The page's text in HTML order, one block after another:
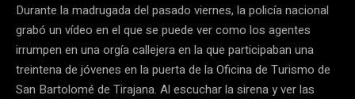
Durante la madrugada del pasado viernes, la policía nacional
grabó un vídeo en el que se puede ver como los agentes
irrumpen en una orgía callejera en la que participaban una
treintena de jóvenes en la puerta de la Oficina de Turismo de
San Bartolomé de Tirajana. Al escuchar la sirena y ver las